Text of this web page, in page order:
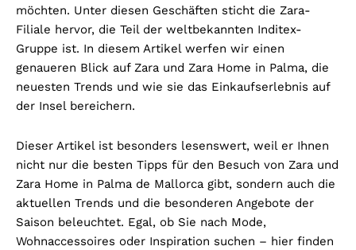
möchten. Unter diesen Geschäften sticht die Zara-
Filiale hervor, die Teil der weltbekannten Inditex-
Gruppe ist. In diesem Artikel werfen wir einen
genaueren Blick auf Zara und Zara Home in Palma, die
neuesten Trends und wie sie das Einkaufserlebnis auf
der Insel bereichern.
Dieser Artikel ist besonders lesenswert, weil er Ihnen
nicht nur die besten Tipps für den Besuch von Zara und
Zara Home in Palma de Mallorca gibt, sondern auch die
aktuellen Trends und die besonderen Angebote der
Saison beleuchtet. Egal, ob Sie nach Mode,
Wohnaccessoires oder Inspiration suchen – hier finden